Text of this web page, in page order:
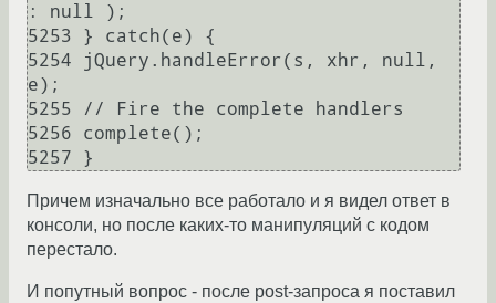
: null );
5253 } catch(e) {
5254 jQuery.handleError(s, xhr, null,
e);
5255 // Fire the complete handlers
5256 complete();
5257 }
Причем изначально все работало и я видел ответ в
консоли, но после каких-то манипуляций с кодом
перестало.
И попутный вопрос - после post-запроса я поставил